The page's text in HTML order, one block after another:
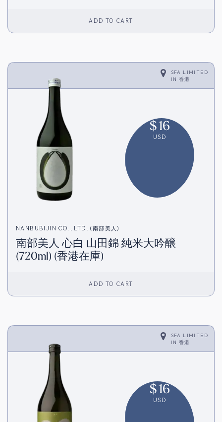
ADD TO CART
SFA LIMITED
IN 香港
$16
USD
NANBUBIJIN CO., LTD. (南部美人)
南部美人 心白 山田錦 純米大吟醸
(720ml) (香港在庫)
ADD TO CART
SFA LIMITED
IN 香港
$16
USD